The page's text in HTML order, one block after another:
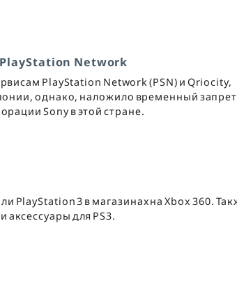
PlayStation Network
PlayStation Network (PSN) и Qriocity,
однако, наложило временный
Sony в этой стране.
PlayStation 3 в магазинах на Xbox 360.
для PS3.